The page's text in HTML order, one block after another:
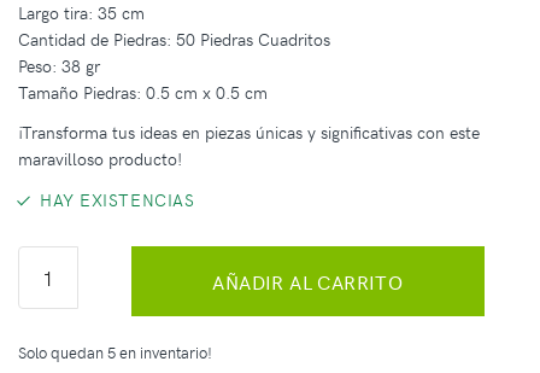
Largo tira: 35 cm
Cantidad de Piedras: 50 Piedras Cuadritos
Peso: 38 gr
Tamaño Piedras: 0.5 cm x 0.5 cm
¡Transforma tus ideas en piezas únicas y significativas con este
maravilloso producto!
HAY EXISTENCIAS
AÑADIR AL CARRITO
Solo quedan 5 en inventario!